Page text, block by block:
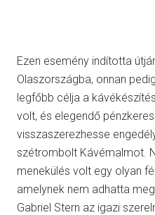
Ezen esemény indította
Olaszországba, onnan
legfőbb célja a
volt, és elegendő
visszaszerezhesse
szétrombolt Kávémalmot.
menekülés volt egy olyan
amelynek nem adhatta
Gabriel Stern az igazi